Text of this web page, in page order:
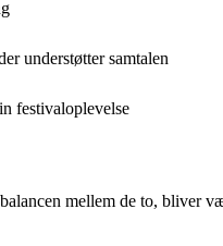
understøtter samtalen
festivaloplevelse
mellem de to, bliver